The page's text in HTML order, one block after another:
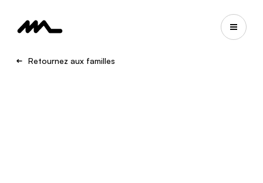
Retournez aux familles